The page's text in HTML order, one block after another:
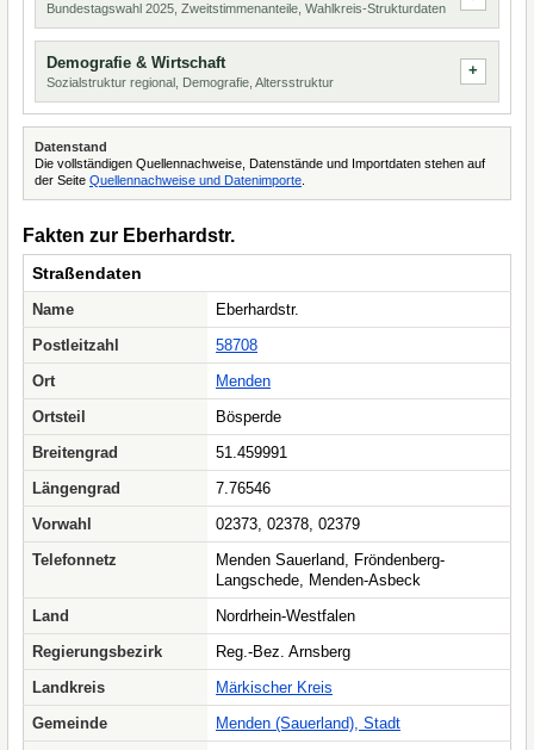
Bundestagswahl 2025, Zweitstimmenanteile, Wahlkreis-Strukturdaten
Demografie & Wirtschaft
Sozialstruktur regional, Demografie, Altersstruktur
Datenstand
Die vollständigen Quellennachweise, Datenstände und Importdaten stehen auf
der Seite Quellennachweise und Datenimporte
Fakten zur Eberhardstr.
Straßendaten
Name
Eberhardstr.
Postleitzahl
58708
Ort
Menden
Ortsteil
Bösperde
Breitengrad
51.459991
Längengrad
7.76546
Vorwahl
02373, 02378, 02379
Telefonnetz
Menden Sauerland, Fröndenberg-
Langschede, Menden-Asbeck
Land
Nordrhein-Westfalen
Regierungsbezirk
Reg.-Bez. Arnsberg
Landkreis
Märkischer Kreis
Gemeinde
Menden (Sauerland), Stadt